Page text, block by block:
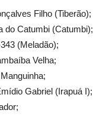
Filho (Tiberão);
do Catumbi (Catumbi);
(Meladão);
Velha;
Gabriel (Irapuá I);